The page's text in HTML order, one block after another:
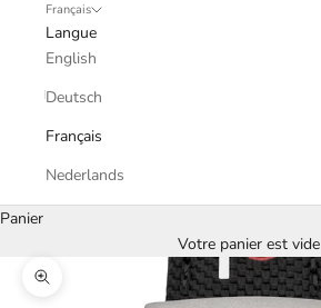
Français
Langue
English
Deutsch
Français
Nederlands
Panier
Votre panier est vide
Zoomer sur l'image